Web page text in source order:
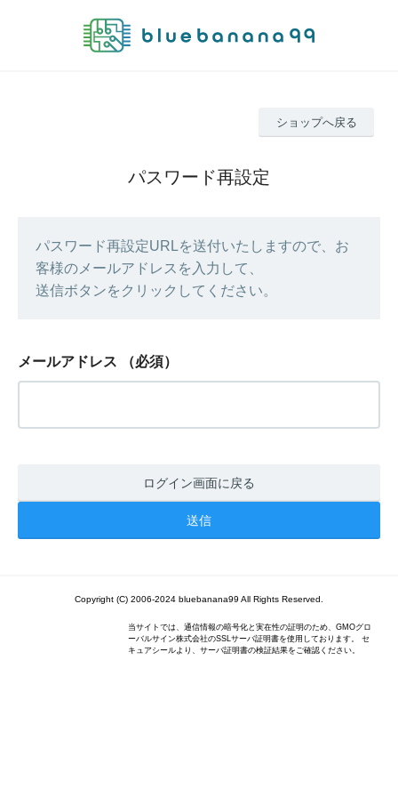
ショップへ戻る
パスワード再設定
パスワード再設定URLを送付いたしますので、お
客様のメールアドレスを入力して、
送信ボタンをクリックしてください。
メールアドレス （必須）
ログイン画面に戻る
Copyright (C) 2006-2024 bluebanana99 All Rights Reserved.
当サイトでは、通信情報の暗号化と実在性の証明のため、GMOグロ
ーバルサイン株式会社のSSLサーバ証明書を使用しております。 セ
キュアシールより、サーバ証明書の検証結果をご確認ください。